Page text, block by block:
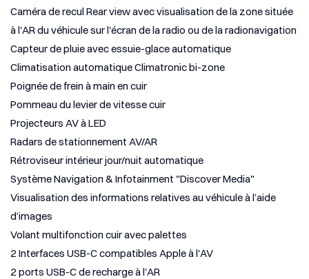
Caméra de recul Rear view avec visualisation de la zone située
à l'AR du véhicule sur l'écran de la radio ou de la radionavigation
Capteur de pluie avec essuie-glace automatique
Climatisation automatique Climatronic bi-zone
Poignée de frein à main en cuir
Pommeau du levier de vitesse cuir
Projecteurs AV à LED
Radars de stationnement AV/AR
Rétroviseur intérieur jour/nuit automatique
Système Navigation & Infotainment "Discover Media"
Visualisation des informations relatives au véhicule à l’aide
d’images
Volant multifonction cuir avec palettes
2 Interfaces USB-C compatibles Apple à l'AV
2 ports USB-C de recharge à l'AR